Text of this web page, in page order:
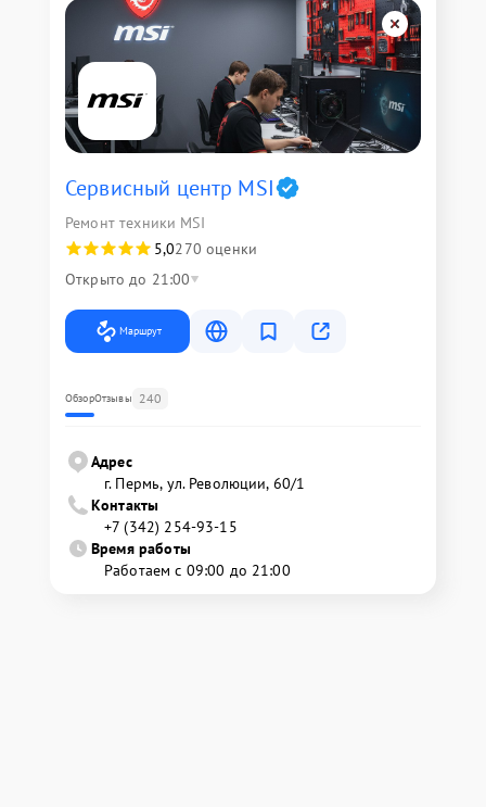
Сервисный центр MSI
Ремонт техники MSI
5,0270 оценки
Открыто до 21:00
Маршрут
ОбзорОтзывы 240
Адрес
г. Пермь, ул. ​Революции, 60/1
Контакты
+7 (342) 254-93-15
Время работы
Работаем с 09:00 до 21:00